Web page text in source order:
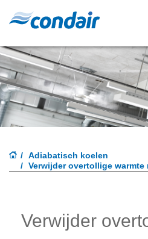
Adiabatisch koelen
Verwijder overtollige
Verwijder